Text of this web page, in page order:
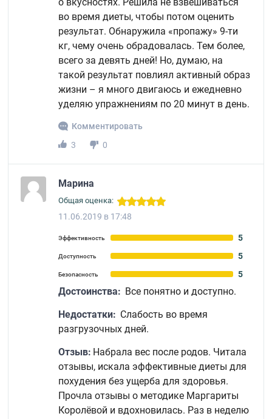
во время диеты, чтобы потом оценить
результат. Обнаружила «пропажу» 9-ти
кг, чему очень обрадовалась. Тем более,
всего за девять дней! Но, думаю, на
такой результат повлиял активный образ
жизни – я много двигаюсь и ежедневно
уделяю упражнениям по 20 минут в день.
Комментировать
3
0
Марина
Общая оценка:
11.06.2019 в 17:48
Эффективность 5
Доступность 5
Безопасность 5
Достоинства: Все понятно и доступно.
Недостатки: Слабость во время
разгрузочных дней.
Отзыв: Набрала вес после родов. Читала
отзывы, искала эффективные диеты для
похудения без ущерба для здоровья.
Прочла отзывы о методике Маргариты
Королёвой и вдохновилась. Раз в неделю